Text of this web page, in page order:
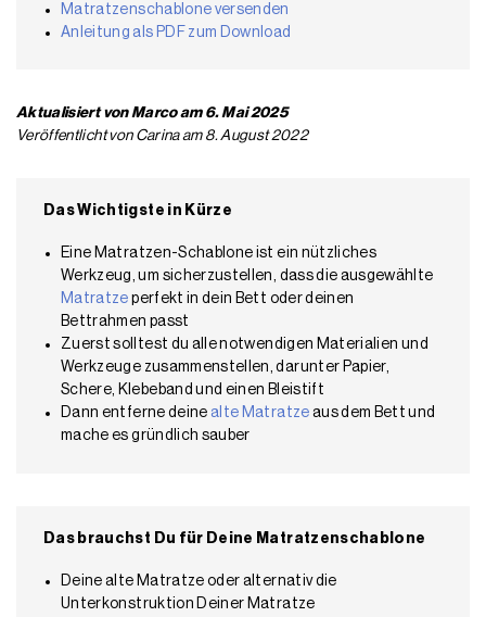
Matratzenschablone versenden
Anleitung als PDF zum Download
Aktualisiert von Marco am 6. Mai 2025
Veröffentlicht von Carina am 8. August 2022
Das Wichtigste in Kürze
Eine Matratzen-Schablone ist ein nützliches
Werkzeug, um sicherzustellen, dass die ausgewählte
Matratze perfekt in dein Bett oder deinen
Bettrahmen passt
Zuerst solltest du alle notwendigen Materialien und
Werkzeuge zusammenstellen, darunter Papier,
Schere, Klebeband und einen Bleistift
Dann entferne deine alte Matratze aus dem Bett und
mache es gründlich sauber
Das brauchst Du für Deine Matratzenschablone
Deine alte Matratze oder alternativ die
Unterkonstruktion Deiner Matratze